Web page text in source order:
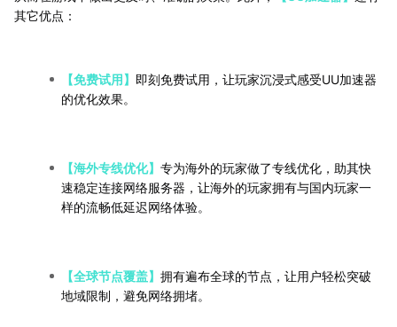
其它优点：
【免费试用】 即刻免费试用，让玩家沉浸式感受UU加速器
的优化效果。
【海外专线优化】 专为海外的玩家做了专线优化，助其快
速稳定连接网络服务器，让海外的玩家拥有与国内玩家一
样的流畅低延迟网络体验。
【全球节点覆盖】 拥有遍布全球的节点，让用户轻松突破
地域限制，避免网络拥堵。